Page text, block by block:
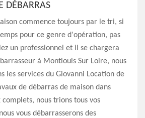
DÉBARRAS
commence toujours par le tri, si
pour ce genre d'opération, pas
un professionnel et il se chargera
à Montlouis Sur Loire, nous
les services du Giovanni Location de
de débarras de maison dans
nous trions tous vos
vous débarrasserons des